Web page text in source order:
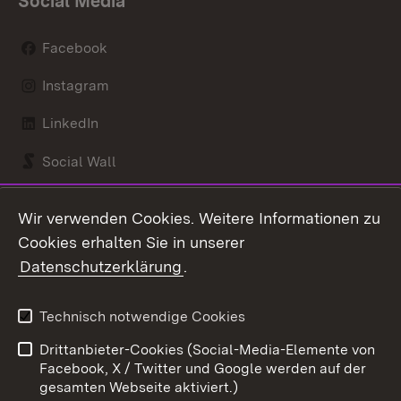
Facebook
Instagram
LinkedIn
Social Wall
Kontakt
Barrierefreiheit
Impressum
Cookies
Wir verwenden Cookies. Weitere Informationen zu
Cookies erhalten Sie in unserer
Datenschutzerklärung.
Technisch notwendige Cookies
Drittanbieter-Cookies (Social-Media-Elemente von
Facebook, X / Twitter und Google werden auf der
gesamten Webseite aktiviert.)